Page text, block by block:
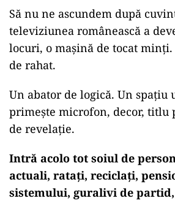
Să nu ne ascundem după
televiziunea românească a
locuri, o mașină de tocat
de rahat.
Un abator de logică. Un spațiu
primește microfon, decor, titlu
de revelație.
Intră acolo tot soiul de
actuali, ratați, reciclați,
sistemului, guralivi de